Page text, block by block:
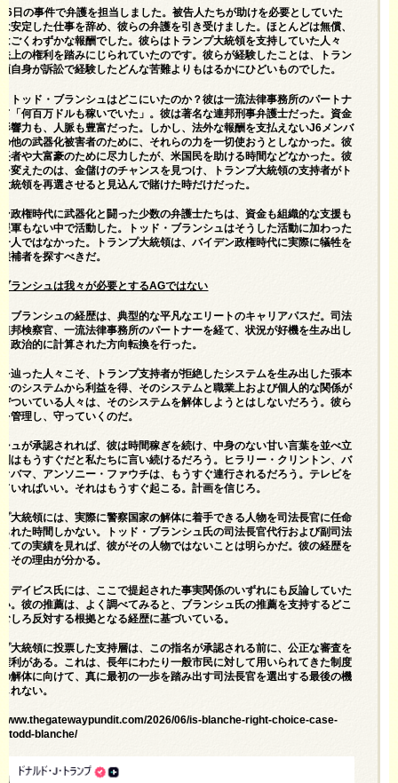
6日の事件で弁護を担当しました。被告人たちが助けを必要としていた
安定した仕事を辞め、彼らの弁護を引き受けました。ほとんどは無償、
ごくわずかな報酬でした。彼らはトランプ大統領を支持していた人々
上の権利を踏みにじられていたのです。彼らが経験したことは、トラン
自身が訴訟で経験したどんな苦難よりもはるかにひどいものでした。
トッド・ブランシュはどこにいたのか？彼は一流法律事務所のパートナ
「何百万ドルも稼いでいた」 。彼は著名な連邦刑事弁護士だった。資金
響力も、人脈も豊富だった。しかし、法外な報酬を支払えないJ6メンバ
他の武器化被害者のために、それらの力を一切使おうとしなかった。彼
者や大富豪のために尽力したが、米国民を助ける時間などなかった。彼
変えたのは、金儲けのチャンスを見つけ、トランプ大統領の支持者がト
統領を再選させると見込んで賭けた時だけだった。
政権時代に武器化と闘った少数の弁護士たちは、資金も組織的な支援も
軍もない中で活動した。トッド・ブランシュはそうした活動に加わった
人ではなかった。トランプ大統領は、バイデン政権時代に実際に犠牲を
補者を探すべきだ。
ランシュは我々が必要とするAGではない
ブランシュの経歴は、典型的な平凡なエリートのキャリアパスだ。司法
邦検察官、一流法律事務所のパートナーを経て、状況が好機を生み出し
政治的に計算された方向転換を行った。
辿った人々こそ、トランプ支持者が拒絶したシステムを生み出した張本
のシステムから利益を得、そのシステムと職業上および個人的な関係が
ついている人々は、そのシステムを解体しようとはしないだろう。彼ら
管理し、守っていくのだ。
ュが承認されれば、彼は時間稼ぎを続け、中身のない甘い言葉を並べ立
はもうすぐだと私たちに言い続けるだろう。ヒラリー・クリントン、バ
バマ、アンソニー・ファウチは、もうすぐ連行されるだろう。テレビを
いればいい。それはもうすぐ起こる。計画を信じろ。
大統領には、実際に警察国家の解体に着手できる人物を司法長官に任命
れた時間しかない。トッド・ブランシュ氏の司法長官代行および副司法
ての実績を見れば、彼がその人物ではないことは明らかだ。彼の経歴を
その理由が分かる。
デイビス氏には、ここで提起された事実関係のいずれにも反論していた
。彼の推薦は、よく調べてみると、ブランシュ氏の推薦を支持するどこ
しろ反対する根拠となる経歴に基づいている。
大統領に投票した支持層は、この指名が承認される前に、公正な審査を
利がある。これは、長年にわたり一般市民に対して用いられてきた制度
解体に向けて、真に最初の一歩を踏み出す司法長官を選出する最後の機
れない。
www.thegatewaypundit.com/2026/06/is-blanche-right-choice-case-
todd-blanche/